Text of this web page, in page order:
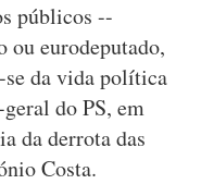
públicos --
ou eurodeputado,
se da vida política
do PS, em
da derrota das
Costa.